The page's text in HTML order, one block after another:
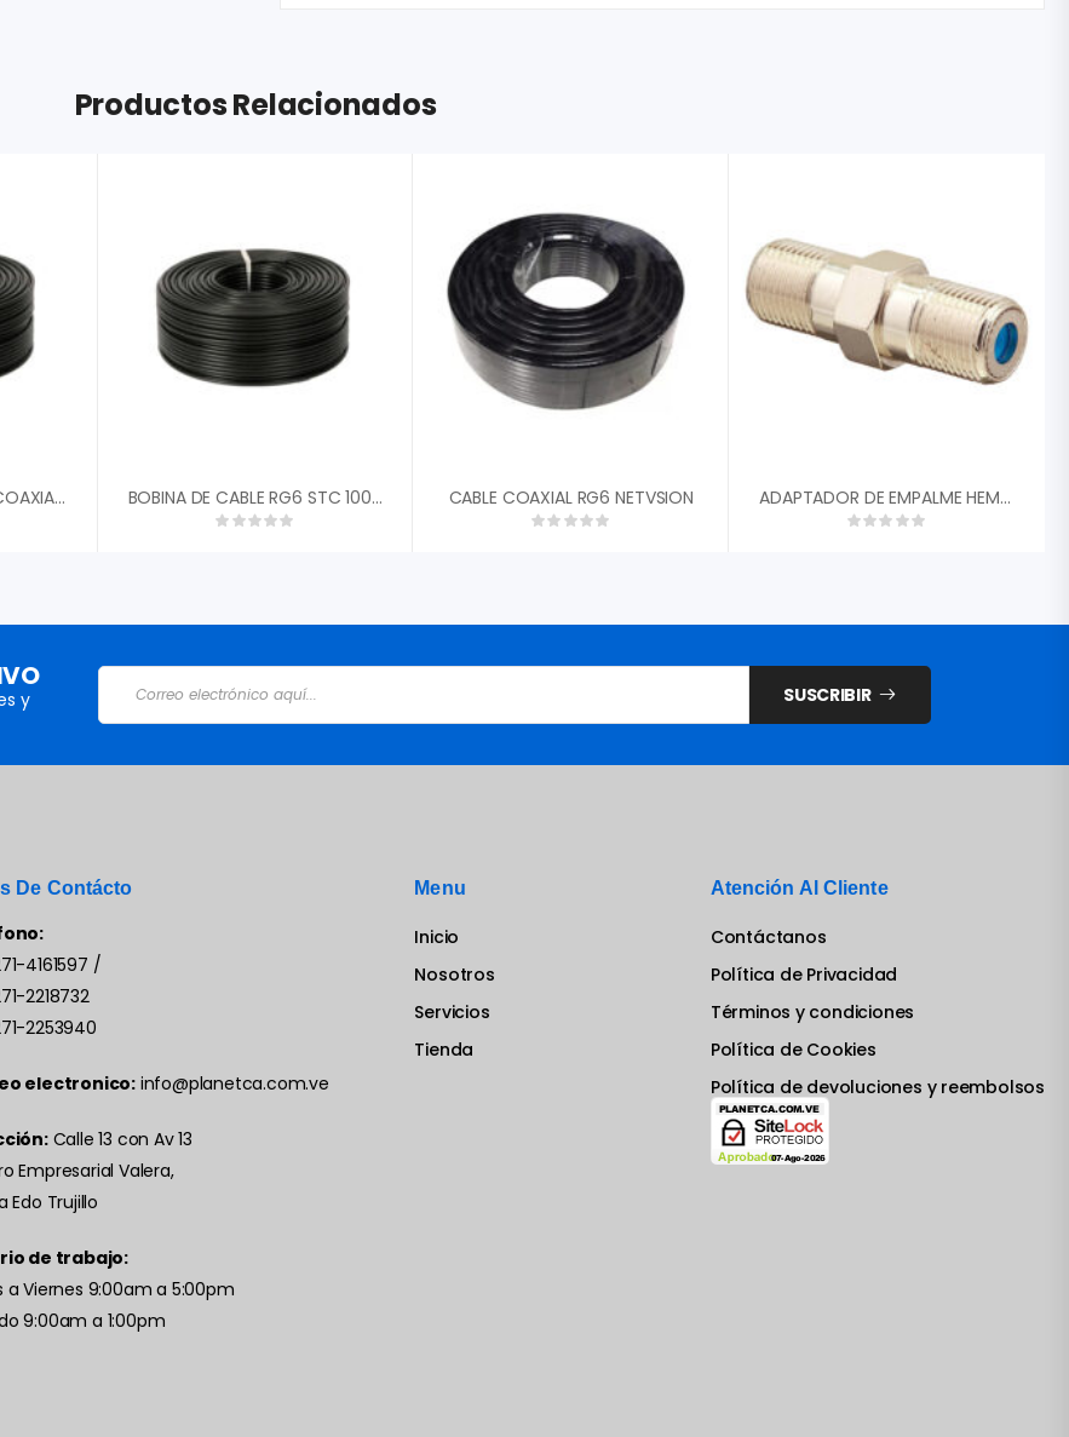
Productos Relacionados
BOBINA DE CABLE STC COAXIAL RG59 100MTS STC-RG59-100 BOBINA DE CABLE RG6 STC 100MTS STC-RG6-100 CABLE COAXIAL RG6 NETVSION ADAPTADOR DE EMPALME HEMBRA COAXIAL CF81GHZC
y
SUSCRIBIR
De Contácto
4161597 /
2218732
2253940
electronico: info@planetca.com.ve
Calle 13 con Av 13
Empresarial Valera,
Edo Trujillo
de trabajo:
a Viernes 9:00am a 5:00pm
9:00am a 1:00pm
Menu
Inicio
Nosotros
Servicios
Tienda
Atención Al Cliente
Contáctanos
Política de Privacidad
Términos y condiciones
Política de Cookies
Política de devoluciones y reembolsos